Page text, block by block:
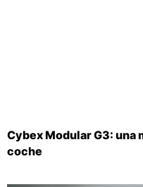
Cybex Modular G3: una
coche